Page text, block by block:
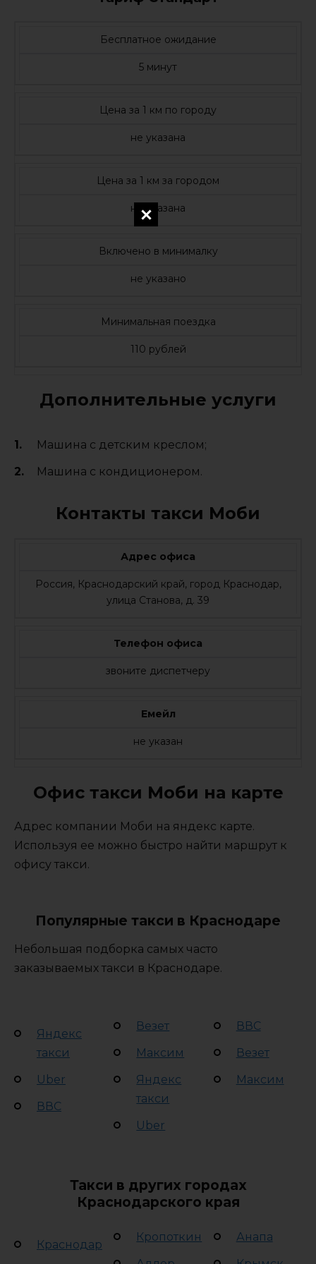
Бесплатное ожидание
5 минут
Цена за 1 км по городу
не указана
Цена за 1 км за городом
не указана
Включено в минималку
не указано
Минимальная поездка
110 рублей
Дополнительные услуги
Машина с детским креслом;
Машина с кондиционером.
Контакты такси Моби
Адрес офиса
Россия, Краснодарский край, город Краснодар,
улица Станова, д. 39
Телефон офиса
звоните диспетчеру
Емейл
не указан
Офис такси Моби на карте
Адрес компании Моби на яндекс карте.
Используя ее можно быстро найти маршрут к
офису такси.
Популярные такси в Краснодаре
Небольшая подборка самых часто
заказываемых такси в Краснодаре.
Яндекс
такси
Uber
ВВС
Везет
Максим
Яндекс
такси
Uber
ВВС
Везет
Максим
Такси в других городах
Краснодарского края
Краснодар
Кропоткин Анапа